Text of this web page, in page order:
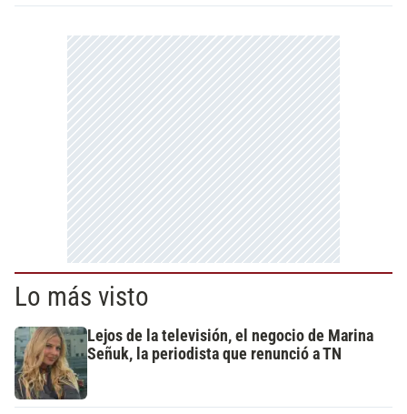
Lo más visto
Lejos de la televisión, el negocio de Marina
Señuk, la periodista que renunció a TN